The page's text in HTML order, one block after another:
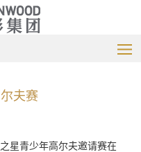
夫赛
星青少年高尔夫邀请赛在